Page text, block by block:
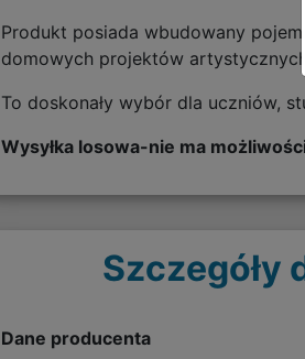
Produkt posiada wbudowany
domowych projektów artystycznych.
To doskonały wybór dla uczniów,
Wysyłka losowa-nie ma
Szczegóły
Dane producenta